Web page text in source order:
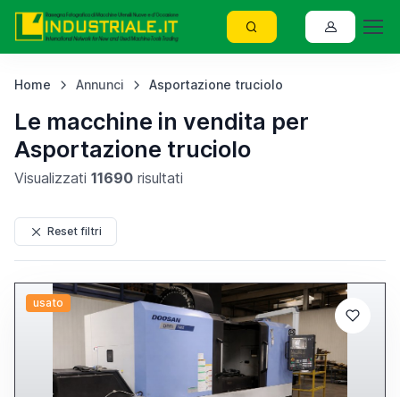
Home Annunci Asportazione truciolo
Le macchine in vendita per
Asportazione truciolo
Visualizzati 11690 risultati
Reset filtri
usato